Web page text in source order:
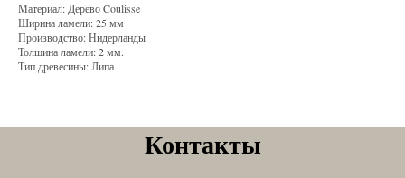
Материал: Дерево Coulisse
Ширина ламели: 25 мм
Производство: Нидерланды
Толщина ламели: 2 мм.
Тип древесины: Липа
Контакты